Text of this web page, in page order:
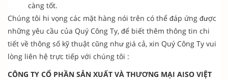
càng tốt.
Chúng tôi hi vọng các mặt hàng nói trên có thể đáp ứng được
những yêu cầu của Quý Công Ty, để biết thêm thông tin chi
tiết về thông số kỹ thuật cũng như giá cả, xin Quý Công Ty vui
lòng liên hệ trực tiếp với chúng tôi :
CÔNG TY CỔ PHẦN SẢN XUẤT VÀ THƯƠNG MẠI AISO VIỆT